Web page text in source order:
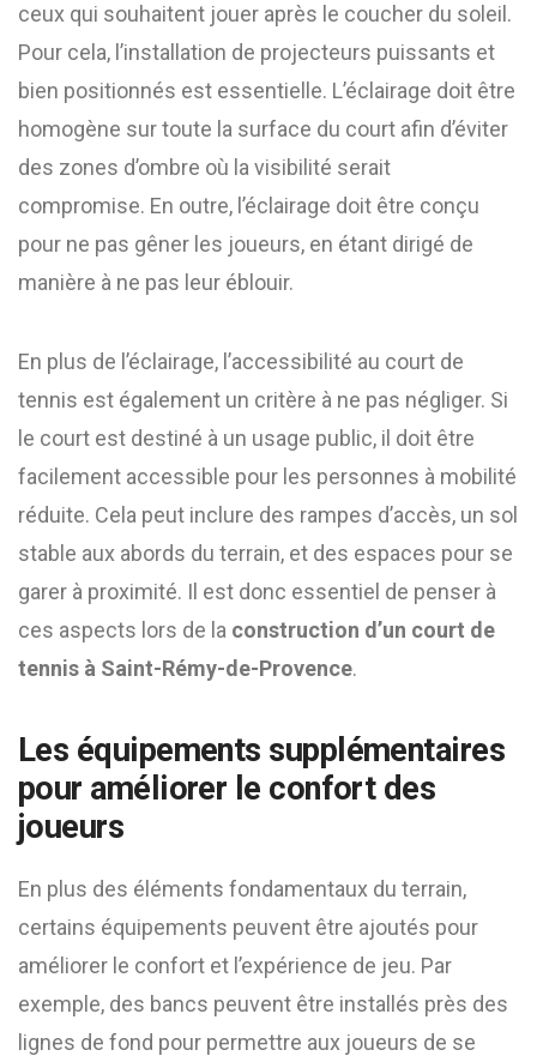
ceux qui souhaitent jouer après le coucher du soleil.
Pour cela, l’installation de projecteurs puissants et
bien positionnés est essentielle. L’éclairage doit être
homogène sur toute la surface du court afin d’éviter
des zones d’ombre où la visibilité serait
compromise. En outre, l’éclairage doit être conçu
pour ne pas gêner les joueurs, en étant dirigé de
manière à ne pas leur éblouir.
En plus de l’éclairage, l’accessibilité au court de
tennis est également un critère à ne pas négliger. Si
le court est destiné à un usage public, il doit être
facilement accessible pour les personnes à mobilité
réduite. Cela peut inclure des rampes d’accès, un sol
stable aux abords du terrain, et des espaces pour se
garer à proximité. Il est donc essentiel de penser à
ces aspects lors de la construction d’un court de
tennis à Saint-Rémy-de-Provence.
Les équipements supplémentaires
pour améliorer le confort des
joueurs
En plus des éléments fondamentaux du terrain,
certains équipements peuvent être ajoutés pour
améliorer le confort et l’expérience de jeu. Par
exemple, des bancs peuvent être installés près des
lignes de fond pour permettre aux joueurs de se